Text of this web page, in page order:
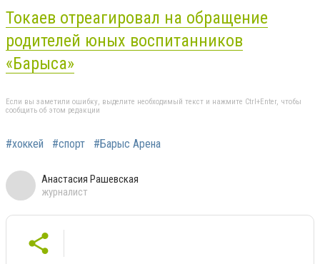
Токаев отреагировал на обращение
родителей юных воспитанников
«Барыса»
Если вы заметили ошибку, выделите необходимый текст и нажмите Ctrl+Enter, чтобы
сообщить об этом редакции
#хоккей #спорт #Барыс Арена
Анастасия Рашевская
журналист